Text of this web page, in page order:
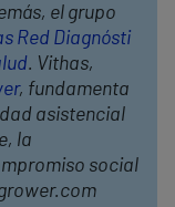
el grupo
Red Diagnósti
. Vithas,
, fundamenta
asistencial
la
social